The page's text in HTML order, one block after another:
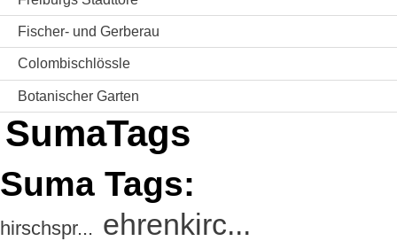
Fischer- und Gerberau
Colombischlössle
Botanischer Garten
SumaTags
Suma Tags:
hirschspr... ehrenkirc...